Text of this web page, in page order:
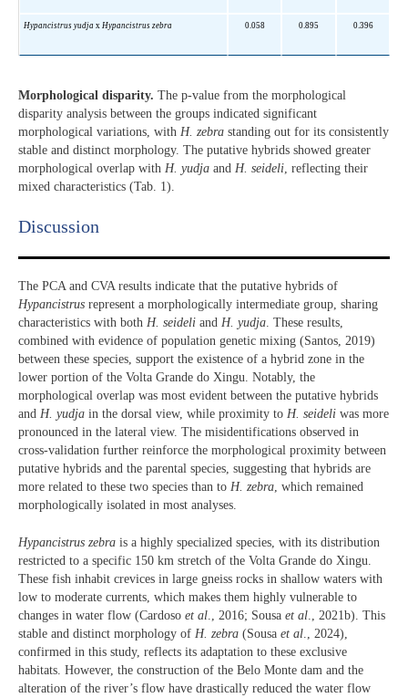
Hypancistrus yudja x Hypancistrus zebra 0.058 0.895 0.396
Morphological disparity. The p-value from the morphological
disparity analysis between the groups indicated significant
morphological variations, with H. zebra standing out for its consistently
stable and distinct morphology. The putative hybrids showed greater
morphological overlap with H. yudja and H. seideli , reflecting their
mixed characteristics (Tab. 1).
Discussion​
The PCA and CVA results indicate that the putative hybrids of
Hypancistrus represent a morphologically intermediate group, sharing
characteristics with both H. seideli and H. yudja. These results,
combined with evidence of population genetic mixing (Santos, 2019)
between these species, support the existence of a hybrid zone in the
lower portion of the Volta Grande do Xingu. Notably, the
morphological overlap was most evident between the putative hybrids
and H. yudja in the dorsal view, while proximity to H. seideli was more
pronounced in the lateral view. The misidentifications observed in
cross-validation further reinforce the morphological proximity between
putative hybrids and the parental species, suggesting that hybrids are
more related to these two species than to H. zebra, which remained
morphologically isolated in most analyses.
Hypancistrus zebra is a highly specialized species, with its distribution
restricted to a specific 150 km stretch of the Volta Grande do Xingu.
These fish inhabit crevices in large gneiss rocks in shallow waters with
low to moderate currents, which makes them highly vulnerable to
changes in water flow (Cardoso et al ., 2016; Sousa et al ., 2021b). This
stable and distinct morphology of H. zebra (Sousa et al ., 2024),
confirmed in this study, reflects its adaptation to these exclusive
habitats. However, the construction of the Belo Monte dam and the
alteration of the river’s flow have drastically reduced the water flow